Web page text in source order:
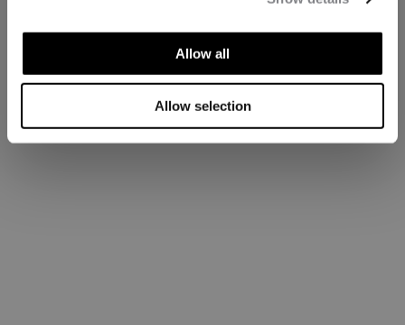
Allow all
Allow selection